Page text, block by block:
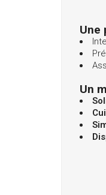
Une
Un